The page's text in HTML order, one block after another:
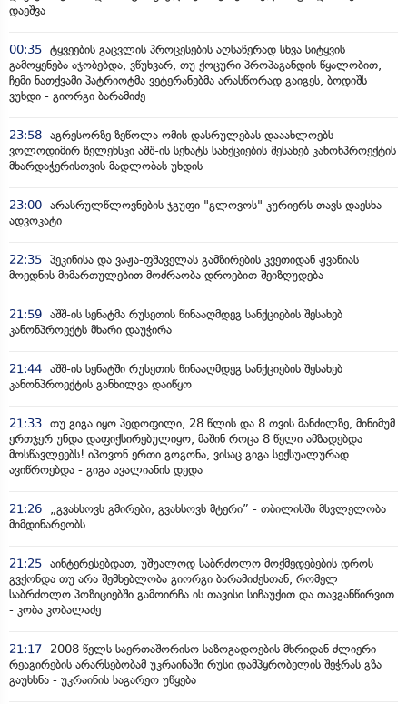
დაეშვა
00:35 ტყვეების გაცვლის პროცესების აღსაწერად სხვა სიტყვის
გამოყენება აჯობებდა, ვწუხვარ, თუ ქოცური პროპაგანდის წყალობით,
ჩემი ნათქვამი პატრიოტმა ვეტერანებმა არასწორად გაიგეს, ბოდიშს
ვუხდი - გიორგი ბარამიძე
23:58 აგრესორზე ზეწოლა ომის დასრულებას დააახლოებს -
ვოლოდიმირ ზელენსკი აშშ-ის სენატს სანქციების შესახებ კანონპროექტის
მხარდაჭერისთვის მადლობას უხდის
23:00 არასრულწლოვნების ჯგუფი "გლოვოს" კურიერს თავს დაესხა -
ადვოკატი
22:35 პეკინისა და ვაჟა-ფშაველას გამზირების კვეთიდან ჟვანიას
მოედნის მიმართულებით მოძრაობა დროებით შეიზღუდება
21:59 აშშ-ის სენატმა რუსეთის წინააღმდეგ სანქციების შესახებ
კანონპროექტს მხარი დაუჭირა
21:44 აშშ-ის სენატში რუსეთის წინააღმდეგ სანქციების შესახებ
კანონპროექტის განხილვა დაიწყო
21:33 თუ გიგა იყო პედოფილი, 28 წლის და 8 თვის მანძილზე, მინიმუმ
ერთჯერ უნდა დაფიქსირებულიყო, მაშინ როცა 8 წელი ამზადებდა
მოსწავლეებს! იპოვონ ერთი გოგონა, ვისაც გიგა სექსუალურად
ავიწროებდა - გიგა ავალიანის დედა
21:26
„გვახსოვს გმირები, გვახსოვს მტერი” - თბილისში მსვლელობა
მიმდინარეობს
21:25 აინტერესებდათ, უშუალოდ საბრძოლო მოქმედებების დროს
გვქონდა თუ არა შემხებლობა გიორგი ბარამიძესთან, რომელ
საბრძოლო პოზიციებში გამოირჩა ის თავისი სიჩაუქით და თავგანწირვით
- კობა კობალაძე
21:17
2008 წელს საერთაშორისო საზოგადოების მხრიდან ძლიერი
რეაგირების არარსებობამ უკრაინაში რუსი დამპყრობელის შეჭრას გზა
გაუხსნა - უკრაინის საგარეო უწყება